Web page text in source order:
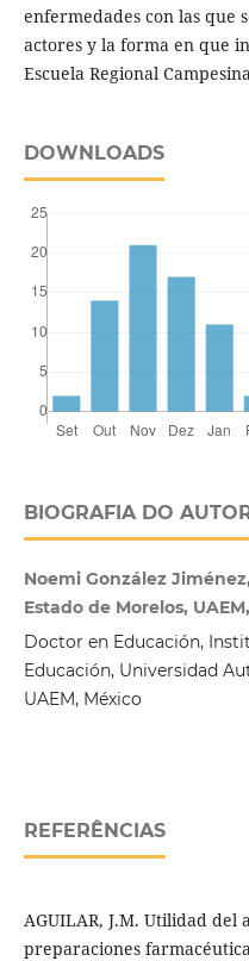
enfermedades con las que
actores y la forma en que
Escuela Regional
DOWNLOADS
BIOGRAFIA DO
Noemi González
Estado de Morelos,
Doctor en Educación,
Educación, Universidad
UAEM, México
REFERÊNCIAS
AGUILAR, J.M. Utilidad del
preparaciones